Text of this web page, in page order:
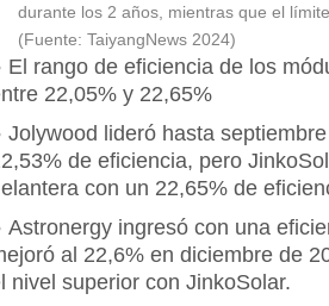
durante los 2 años, mientras que el
(Fuente: TaiyangNews 2024)
El rango de eficiencia de los
22,05% y 22,65%
Jolywood lideró hasta
de eficiencia, pero
con un 22,65% de
Astronergy ingresó con una
al 22,6% en diciembre de
nivel superior con JinkoSolar.